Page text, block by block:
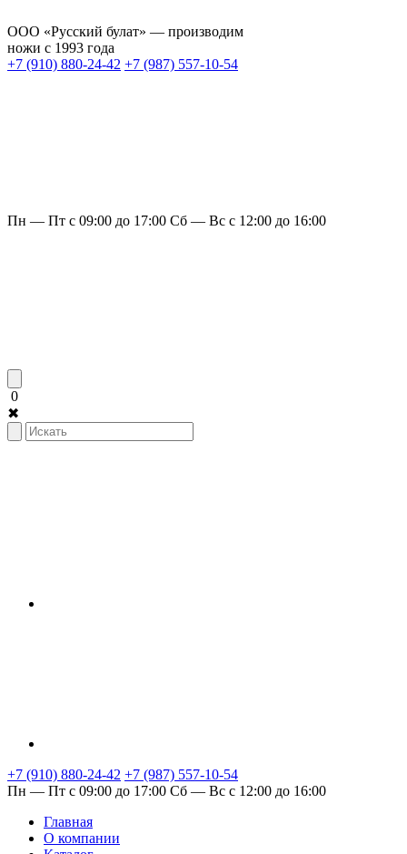
ООО «Русский булат» — производим
ножи с 1993 года
+7 (910) 880-24-42 +7 (987) 557-10-54
Пн — Пт с 09:00 до 17:00 Сб — Вс с 12:00 до 16:00
0
✖
+7 (910) 880-24-42 +7 (987) 557-10-54
Пн — Пт с 09:00 до 17:00 Сб — Вс с 12:00 до 16:00
Главная
О компании